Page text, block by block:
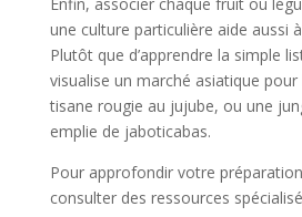
une culture particulière aide aussi
Plutôt que d’apprendre la simple
visualise un marché asiatique
tisane rougie au jujube, ou une
emplie de jaboticabas.
Pour approfondir votre
consulter des ressources